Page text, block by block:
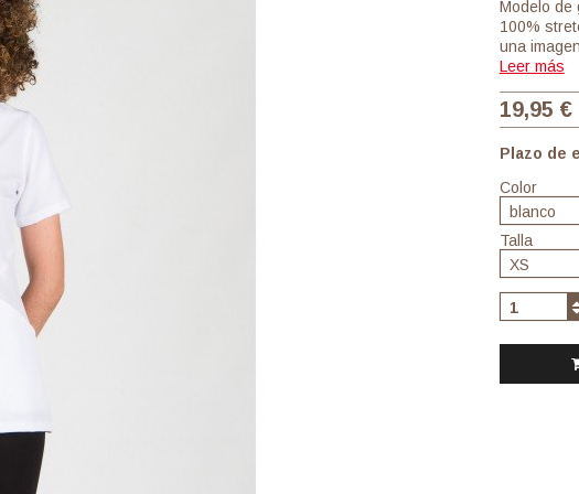
Modelo de
100%
una
Leer más
19,95 €
Plazo de
Color
blanco
Talla
XS
1